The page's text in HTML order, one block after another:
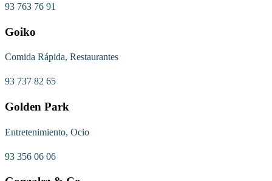
93 763 76 91
Goiko
Comida Rápida, Restaurantes
93 737 82 65
Golden Park
Entretenimiento, Ocio
93 356 06 06